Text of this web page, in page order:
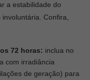
a estabilidade do
Confira,
72 horas: inclua no
com irradiância
de geração) para